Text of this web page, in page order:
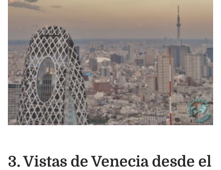
3. Vistas de Venecia desde el